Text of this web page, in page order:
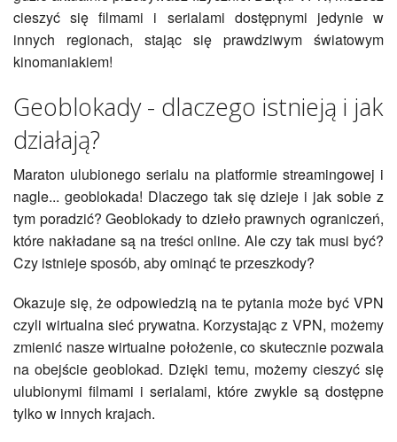
cieszyć się filmami i serialami dostępnymi jedynie w
innych regionach, stając się prawdziwym światowym
kinomaniakiem!
Geoblokady - dlaczego istnieją i jak
działają?
Maraton ulubionego serialu na platformie streamingowej i
nagle... geoblokada! Dlaczego tak się dzieje i jak sobie z
tym poradzić? Geoblokady to dzieło prawnych ograniczeń,
które nakładane są na treści online. Ale czy tak musi być?
Czy istnieje sposób, aby ominąć te przeszkody?
Okazuje się, że odpowiedzią na te pytania może być VPN
czyli wirtualna sieć prywatna. Korzystając z VPN, możemy
zmienić nasze wirtualne położenie, co skutecznie pozwala
na obejście geoblokad. Dzięki temu, możemy cieszyć się
ulubionymi filmami i serialami, które zwykle są dostępne
tylko w innych krajach.